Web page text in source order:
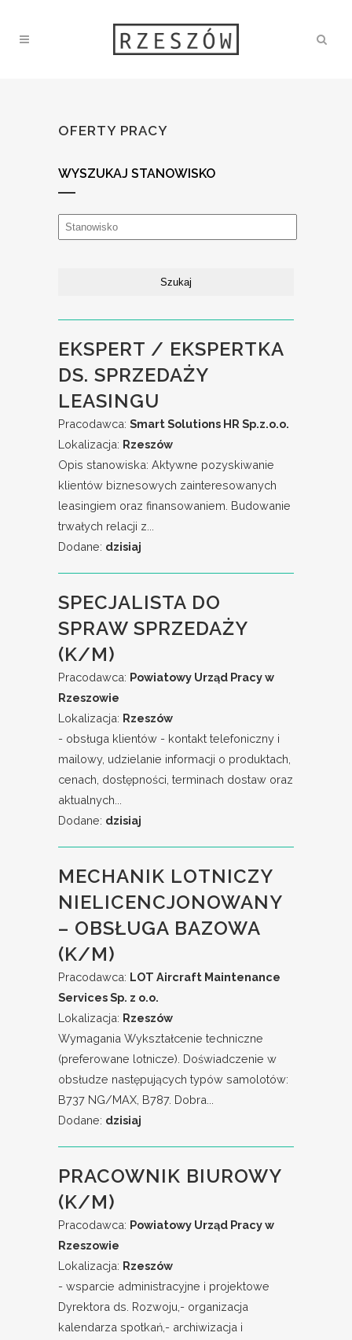
OFERTY PRACY
WYSZUKAJ STANOWISKO
EKSPERT / EKSPERTKA
DS. SPRZEDAŻY
LEASINGU
Pracodawca: Smart Solutions HR Sp.z.o.o.
Lokalizacja: Rzeszów
Opis stanowiska: Aktywne pozyskiwanie
klientów biznesowych zainteresowanych
leasingiem oraz finansowaniem. Budowanie
trwałych relacji z...
Dodane: dzisiaj
SPECJALISTA DO
SPRAW SPRZEDAŻY
(K/M)
Pracodawca: Powiatowy Urząd Pracy w
Rzeszowie
Lokalizacja: Rzeszów
- obsługa klientów - kontakt telefoniczny i
mailowy, udzielanie informacji o produktach,
cenach, dostępności, terminach dostaw oraz
aktualnych...
Dodane: dzisiaj
MECHANIK LOTNICZY
NIELICENCJONOWANY
– OBSŁUGA BAZOWA
(K/M)
Pracodawca: LOT Aircraft Maintenance
Services Sp. z o.o.
Lokalizacja: Rzeszów
Wymagania Wykształcenie techniczne
(preferowane lotnicze). Doświadczenie w
obsłudze następujących typów samolotów:
B737 NG/MAX, B787. Dobra...
Dodane: dzisiaj
PRACOWNIK BIUROWY
(K/M)
Pracodawca: Powiatowy Urząd Pracy w
Rzeszowie
Lokalizacja: Rzeszów
- wsparcie administracyjne i projektowe
Dyrektora ds. Rozwoju,- organizacja
kalendarza spotkań,- archiwizacja i